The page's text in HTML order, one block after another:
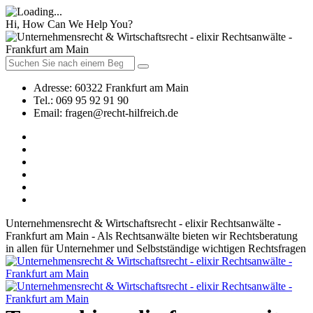
Hi, How Can We Help You?
Adresse: 60322 Frankfurt am Main
Tel.: 069 95 92 91 90
Email: fragen@recht-hilfreich.de
Unternehmensrecht & Wirtschaftsrecht - elixir Rechtsanwälte -
Frankfurt am Main - Als Rechtsanwälte bieten wir Rechtsberatung
in allen für Unternehmer und Selbstständige wichtigen Rechtsfragen